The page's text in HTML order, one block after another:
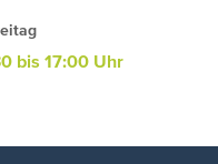
bis 17:00 Uhr